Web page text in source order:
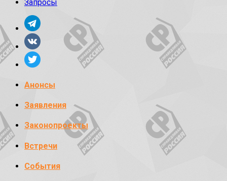
Запросы
Анонсы
Заявления
Законопроекты
Встречи
События